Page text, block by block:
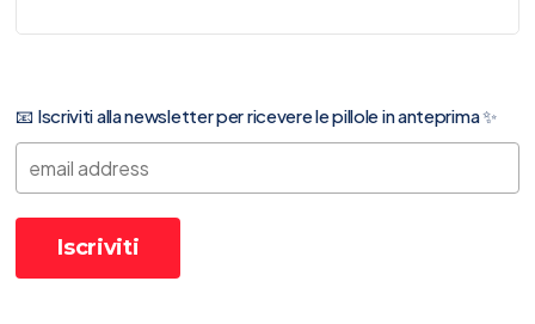
📧 Iscriviti alla newsletter per ricevere le pillole in anteprima ✨